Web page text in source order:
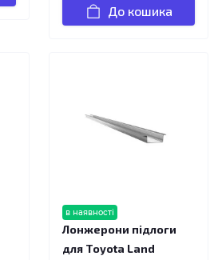
До кошика
в наявності
Лонжерони підлоги
для Toyota Land